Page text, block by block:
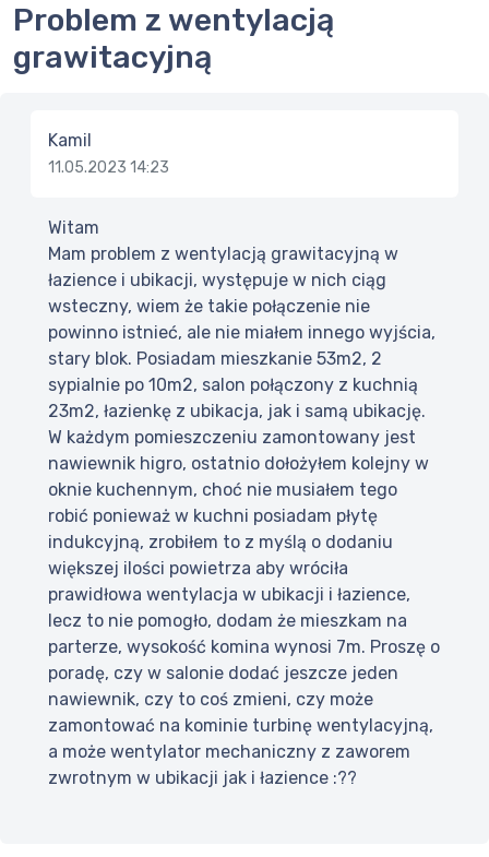
Problem z wentylacją
grawitacyjną
Kamil
11.05.2023 14:23
Witam
Mam problem z wentylacją grawitacyjną w
łazience i ubikacji, występuje w nich ciąg
wsteczny, wiem że takie połączenie nie
powinno istnieć, ale nie miałem innego wyjścia,
stary blok. Posiadam mieszkanie 53m2, 2
sypialnie po 10m2, salon połączony z kuchnią
23m2, łazienkę z ubikacja, jak i samą ubikację.
W każdym pomieszczeniu zamontowany jest
nawiewnik higro, ostatnio dołożyłem kolejny w
oknie kuchennym, choć nie musiałem tego
robić ponieważ w kuchni posiadam płytę
indukcyjną, zrobiłem to z myślą o dodaniu
większej ilości powietrza aby wróciła
prawidłowa wentylacja w ubikacji i łazience,
lecz to nie pomogło, dodam że mieszkam na
parterze, wysokość komina wynosi 7m. Proszę o
poradę, czy w salonie dodać jeszcze jeden
nawiewnik, czy to coś zmieni, czy może
zamontować na kominie turbinę wentylacyjną,
a może wentylator mechaniczny z zaworem
zwrotnym w ubikacji jak i łazience :??